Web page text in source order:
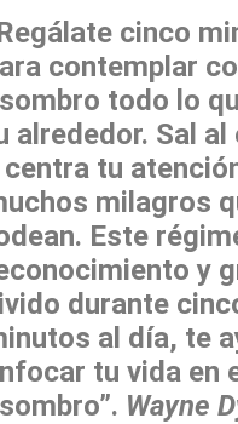
cinco
contemplar
todo lo
alrededor. Sal
tu
milagros
Este
y
durante
al día, te
tu vida en
Wayne